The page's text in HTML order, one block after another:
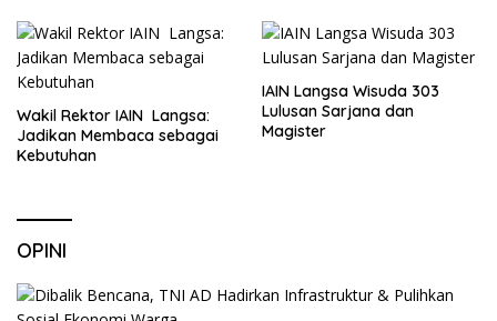
Wakil Rektor IAIN Langsa:
Jadikan Membaca sebagai
Kebutuhan
IAIN Langsa Wisuda 303
Lulusan Sarjana dan
Magister
OPINI